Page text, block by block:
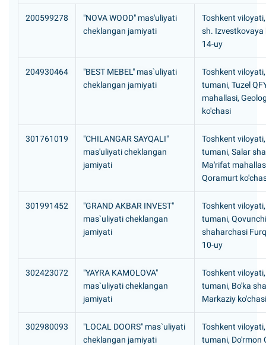
200599278
"NOVA WOOD" mas'uliyati
cheklangan jamiyati
Toshkent
sh. Izvestkovaya
14-uy
204930464
"BEST MEBEL" mas`uliyati
cheklangan jamiyati
Toshkent
tumani, Tuzel
mahallasi,
ko'chasi
301761019
"CHILANGAR SAYQALI"
mas'uliyati cheklangan
jamiyati
Toshkent
tumani, Salar
Ma'rifat
Qoramurt
301991452
"GRAND AKBAR INVEST"
mas`uliyati cheklangan
jamiyati
Toshkent
tumani, Qovunchi
shaharchasi
10-uy
302423072
"YAYRA KAMOLOVA"
mas`uliyati cheklangan
jamiyati
Toshkent
tumani, Bo'ka
Markaziy
302980093
"LOCAL DOORS" mas`uliyati
cheklangan jamiyati
Toshkent
tumani, Do'rmon